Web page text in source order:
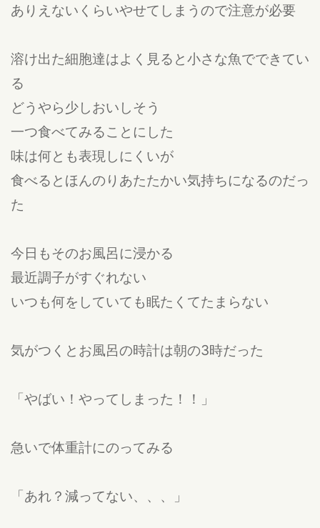
ありえないくらいやせてしまうので注意が必要
溶け出た細胞達はよく見ると小さな魚でできてい
る
どうやら少しおいしそう
一つ食べてみることにした
味は何とも表現しにくいが
食べるとほんのりあたたかい気持ちになるのだっ
た
今日もそのお風呂に浸かる
最近調子がすぐれない
いつも何をしていても眠たくてたまらない
気がつくとお風呂の時計は朝の3時だった
「やばい！やってしまった！！」
急いで体重計にのってみる
「あれ？減ってない、、、」